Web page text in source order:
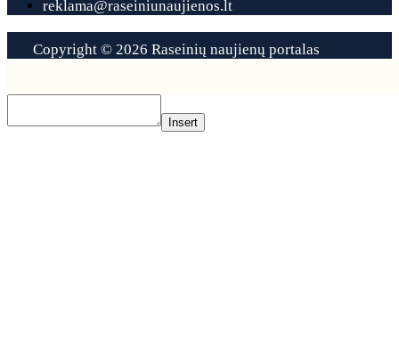
reklama@raseiniunaujienos.lt
Copyright © 2026 Raseinių naujienų portalas
Contact
Insert